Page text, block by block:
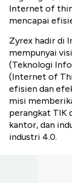
Internet of
mencapai
Zyrex hadir di
mempunyai
(Teknologi
(Internet of
efisien dan
misi
perangkat TIK
kantor, dan
industri 4.0.